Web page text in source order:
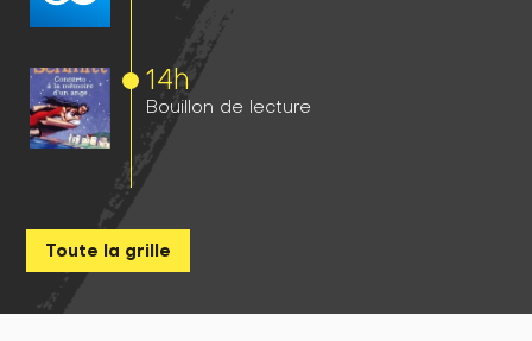
14h
Bouillon de lecture
Toute la grille